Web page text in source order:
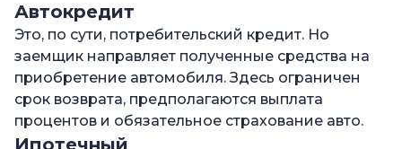
Автокредит
Это, по сути, потребительский кредит. Но
заемщик направляет полученные средства на
приобретение автомобиля. Здесь ограничен
срок возврата, предполагаются выплата
процентов и обязательное страхование авто.